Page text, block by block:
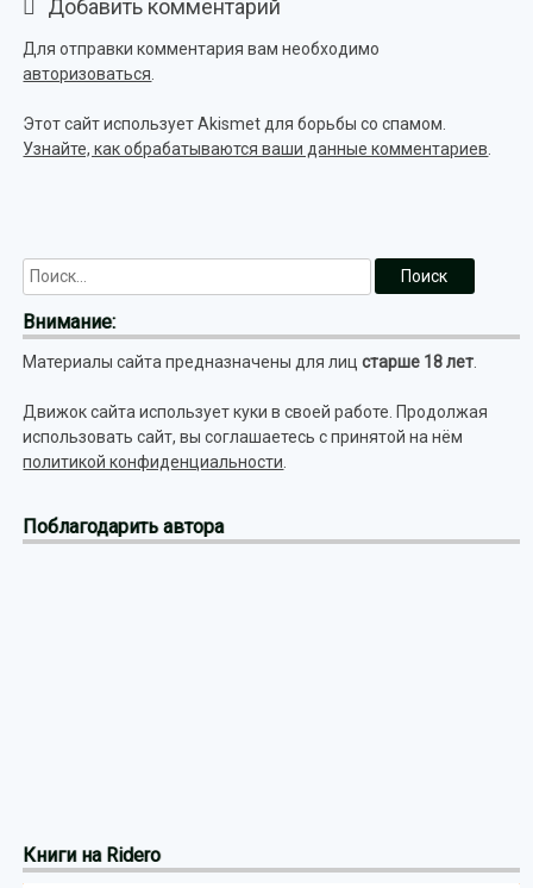
Добавить комментарий
Для отправки комментария вам необходимо
авторизоваться
Этот сайт использует Akismet для борьбы со спамом.
Узнайте, как обрабатываются ваши данные комментариев
Внимание:
Материалы сайта предназначены для лицстарше 18 лет
Движок сайта использует куки в своей работе. Продолжая
использовать сайт, вы соглашаетесь с принятой на нём
политикой конфиденциальности
Поблагодарить автора
Книги на Ridero